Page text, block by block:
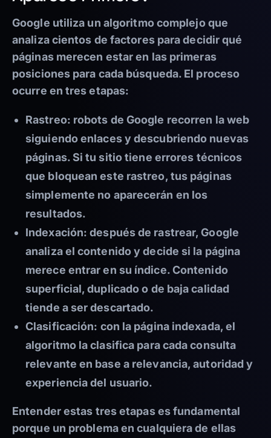
Google utiliza un algoritmo complejo que
analiza cientos de factores para decidir qué
páginas merecen estar en las primeras
posiciones para cada búsqueda. El proceso
ocurre en tres etapas:
Rastreo: robots de Google recorren la web
siguiendo enlaces y descubriendo nuevas
páginas. Si tu sitio tiene errores técnicos
que bloquean este rastreo, tus páginas
simplemente no aparecerán en los
resultados.
Indexación: después de rastrear, Google
analiza el contenido y decide si la página
merece entrar en su índice. Contenido
superficial, duplicado o de baja calidad
tiende a ser descartado.
Clasificación: con la página indexada, el
algoritmo la clasifica para cada consulta
relevante en base a relevancia, autoridad y
experiencia del usuario.
Entender estas tres etapas es fundamental
porque un problema en cualquiera de ellas